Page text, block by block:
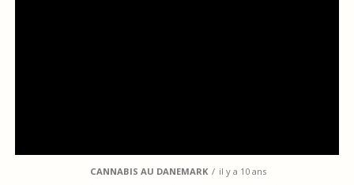
CANNABIS AU DANEMARK il y a 10 ans